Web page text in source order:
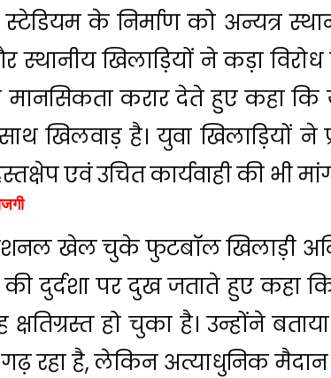
के निर्माण को अन्यत्र
स्थानीय खिलाड़ियों ने कड़ा
मानसिकता करार देते हुए कहा कि
खिलवाड़ है। युवा खिलाड़ियों
एवं उचित कार्यवाही की भी
खेल चुके फुटबॉल खिलाड़ी
दुर्दशा पर दुख जताते हुए
क्षतिग्रस्त हो चुका है। उन्होंने
गढ़ रहा है, लेकिन अत्याधुनिक